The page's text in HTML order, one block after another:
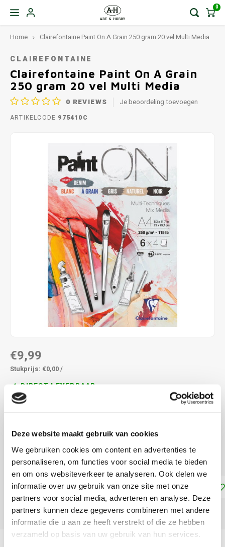
Deze website maakt gebruik van cookies
We gebruiken cookies om content en advertenties te
personaliseren, om functies voor social media te bieden
en om ons websiteverkeer te analyseren. Ook delen we
informatie over uw gebruik van onze site met onze
partners voor social media, adverteren en analyse. Deze
partners kunnen deze gegevens combineren met andere
informatie die u aan ze heeft verstrekt of die ze hebben
verzameld op basis van uw gebruik van hun services.
0
Home Clairefontaine Paint On A Grain 250 gram 20 vel Multi Media
CLAIREFONTAINE
Clairefontaine Paint On A Grain
250 gram 20 vel Multi Media
0 REVIEWS Je beoordeling toevoegen
ARTIKELCODE 975410C
€9,99
Stukprijs: €0,00 /
DIRECT LEVERBAAR
Mix media blok met wit papier lichte korrel Lees meer
MAAK EEN KEUZE:*
A4 - 24 vel - €9,99
Toevoegen aan winkelwagen
DELEN: